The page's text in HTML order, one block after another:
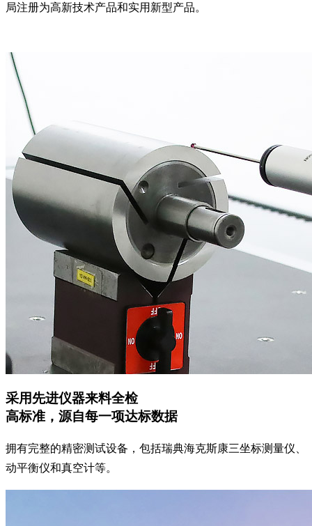
局注册为高新技术产品和实用新型产品。
采用先进仪器来料全检
高标准，源自每一项达标数据
拥有完整的精密测试设备，包括瑞典海克斯康三坐标测量仪、
动平衡仪和真空计等。